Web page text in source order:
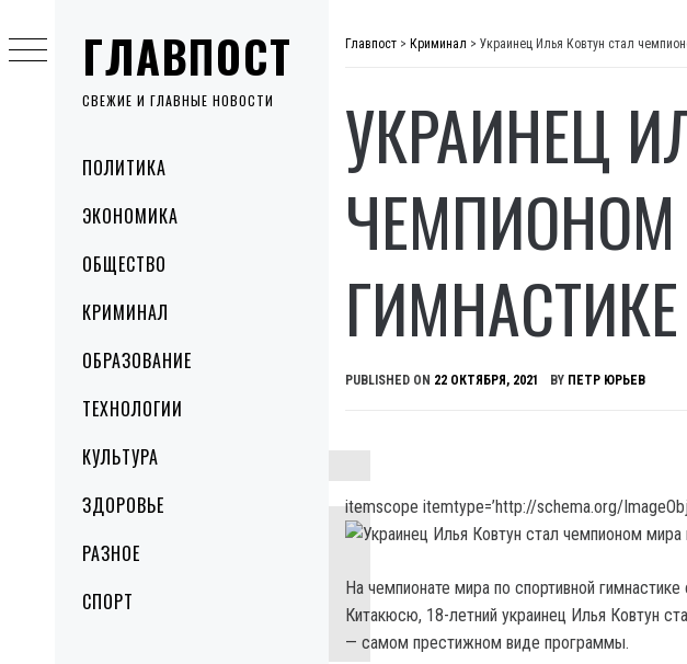
ГЛАВПОСТ
СВЕЖИЕ И ГЛАВНЫЕ НОВОСТИ
MenuПОЛИТИКА
ЭКОНОМИКА
ОБЩЕСТВО
КРИМИНАЛ
ОБРАЗОВАНИЕ
ТЕХНОЛОГИИ
КУЛЬТУРА
ЗДОРОВЬЕ
РАЗНОЕ
СПОРТ
to
content
Главпост > Криминал > Украинец Илья Ковтун стал
УКРАИНЕЦ
PUBLISHED ON 22 ОКТЯБРЯ, 2021 BY ПЕТР ЮРЬЕВ
itemscope itemtype=’http://schema.org/
На чемпионате мира по спортивной
Китакюсю, 18-летний украинец Илья Ковтун
— самом престижном виде программы.